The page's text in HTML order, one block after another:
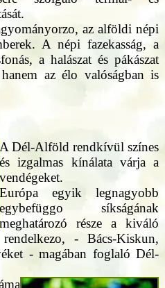
az alföldi népi
A népi fazekasság, a
a halászat és pákászat
az élo valóságban is
A Dél-Alföld rendkívül színes
és izgalmas kínálata várja a
vendégeket.
Európa egyik legnagyobb
egybefüggo síkságának
meghatározó része a kiváló
- Bács-Kiskun,
- magában foglaló Dél-